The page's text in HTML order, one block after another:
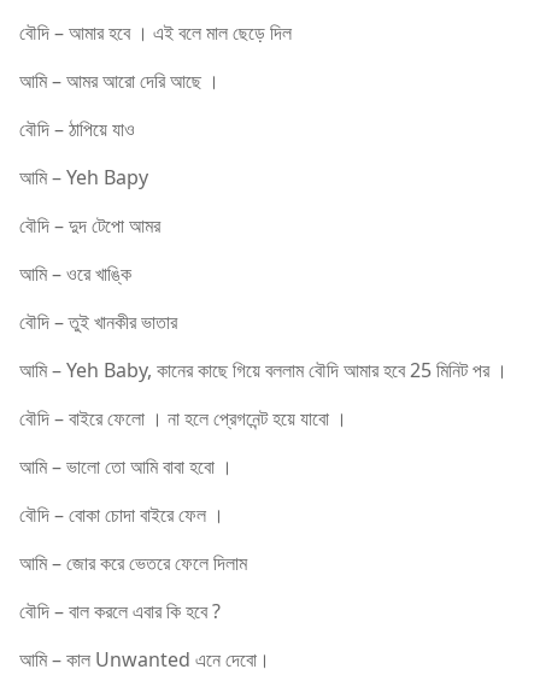
বৌদি – আমার হবে । এই বলে মাল ছেড়ে দিল
আমি – আমর আরো দেরি আছে ।
বৌদি – ঠাপিয়ে যাও
আমি – Yeh Bapy
বৌদি – দুদ টেপো আমর
আমি – ওরে খাঙ্কি
বৌদি – তুই খানকীর ভাতার
আমি – Yeh Baby, কানের কাছে গিয়ে বললাম বৌদি আমার হবে 25 মিনিট পর ।
বৌদি – বাইরে ফেলো । না হলে প্রেগনেন্ট হয়ে যাবো ।
আমি – ভালো তো আমি বাবা হবো ।
বৌদি – বোকা চোদা বাইরে ফেল ।
আমি – জোর করে ভেতরে ফেলে দিলাম
বৌদি – বাল করলে এবার কি হবে ?
আমি – কাল Unwanted এনে দেবো।